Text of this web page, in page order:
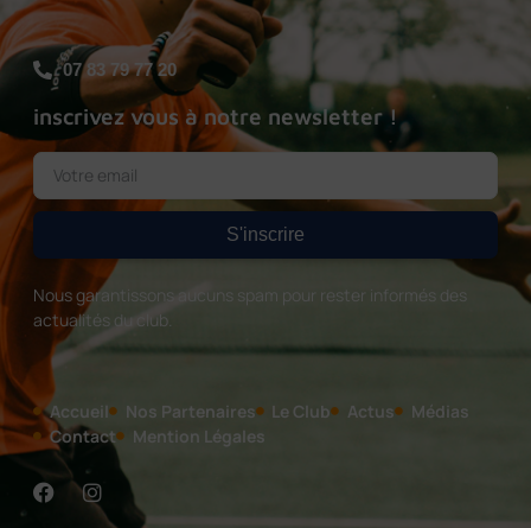
07 83 79 77 20
inscrivez vous à notre newsletter !
S'inscrire
Nous garantissons aucuns spam pour rester informés des
actualités du club.
Accueil Nos Partenaires Le Club Actus
Médias
Contact
Mention Légales